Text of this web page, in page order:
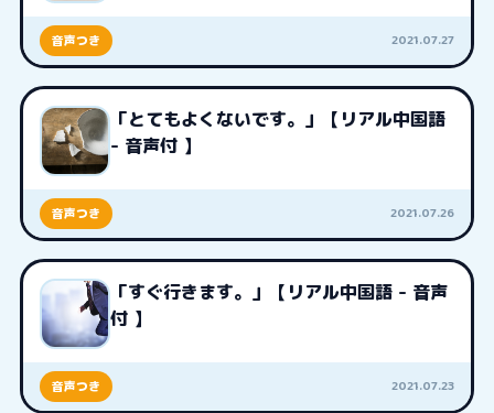
音声つき 2021.07.27
「とてもよくないです。」【リアル中国語
- 音声付 】
音声つき 2021.07.26
「すぐ行きます。」【リアル中国語 - 音声
付 】
音声つき 2021.07.23